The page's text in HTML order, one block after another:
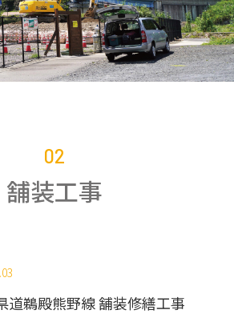
02
舗装工事
道鵜殿熊野線 舗装修繕工事